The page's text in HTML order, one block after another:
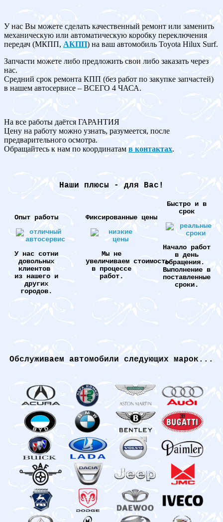
У нас Вы можете сделать качественный ремонт или заменить
механическую или автоматическую коробку переключения
передач (МКПП, АКПП) на ваш автомобиль Toyota Hilux Surf.
Запчасти можете либо предложить свои либо заказать через
нас.
Средний срок ремонта КПП (без работ по закупке запчастей)
в нашем автосервисе – ВСЕГО 4 ЧАСА.
На все работы даётся ГАРАНТИЯ
Цену на работу можно узнать, разумеется, после
предварительного осмотра.
Обращайтесь к нам по координатам в контактах.
Наши плюсы - для Вас!
Опыт работы
У нас сотни
довольных
клиентов
из нашего и
других
городов.
Фиксированные цены
Мы не
увеличиваем стоимость
в процессе
работ.
Быстро и в
срок
Начало работ
в день
обращения.
Выполнение в
поставленные
сроки.
Обслуживаем автомобили следующих марок...